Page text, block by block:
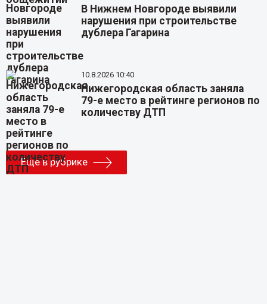
В Нижнем Новгороде выявили
нарушения при строительстве
дублера Гагарина
10.8.2026 10:40
Нижегородская область заняла
79-е место в рейтинге регионов по
количеству ДТП
Еще в рубрике